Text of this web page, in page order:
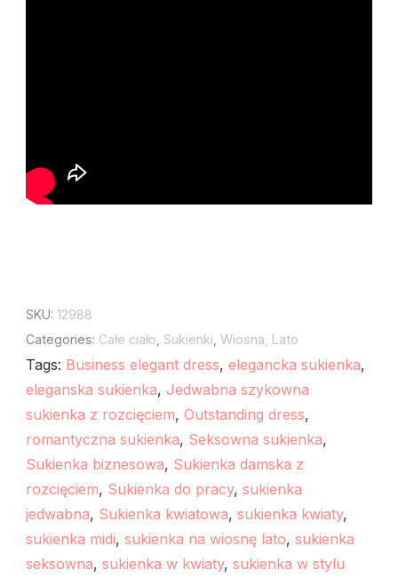
SKU: 12988
Categories: Całe ciało Sukienki Wiosna, Lato
Tags: Business elegant dress, elegancka sukienka,
eleganska sukienka, Jedwabna szykowna
sukienka z rozcięciem, Outstanding dress,
romantyczna sukienka, Seksowna sukienka,
Sukienka biznesowa, Sukienka damska z
rozcięciem, Sukienka do pracy, sukienka
jedwabna, Sukienka kwiatowa, sukienka kwiaty,
sukienka midi, sukienka na wiosnę lato, sukienka
seksowna, sukienka w kwiaty, sukienka w stylu